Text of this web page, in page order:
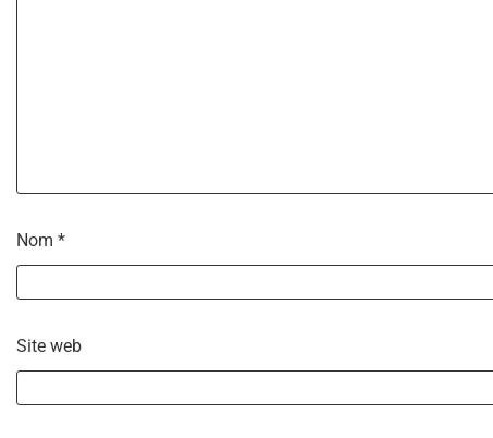
Nom *
Site web